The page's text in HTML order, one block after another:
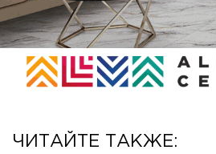
ЧИТАЙТЕ ТАКЖЕ: